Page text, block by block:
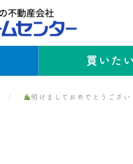
買いた
明けましておめでとうござい